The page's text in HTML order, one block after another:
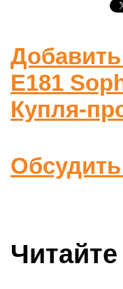
E181
Купля-
Читайте